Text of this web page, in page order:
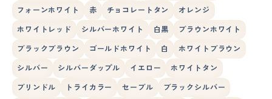
フォーンホワイト 赤 チョコレートタン オレンジ
ホワイトレッド シルバーホワイト 白黒 ブラウンホワイト
ブラックブラウン ゴールドホワイト 白 ホワイトブラウン
シルバー シルバーダップル イエロー ホワイトタン
ブリンドル トライカラー セーブル ブラックシルバー